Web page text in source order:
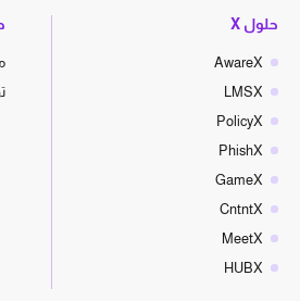
حلول X
AwareX
LMSX
PolicyX
PhishX
GameX
CntntX
MeetX
HUBX